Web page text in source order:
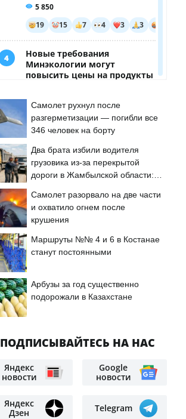
Самолет рухнул после
разгерметизации — погибли все
346 человек на борту
Два брата избили водителя
грузовика из-за перекрытой
дороги в Жамбылской области:
Самолет разорвало на две части
и охватило огнем после
крушения
Маршруты №№ 4 и 6 в Костанае
станут постоянными
Арбузы за год существенно
подорожали в Казахстане
ПОДПИСЫВАЙТЕСЬ НА НАС
Яндекс
новости
Google
новости
Яндекс
Дзен
Telegram